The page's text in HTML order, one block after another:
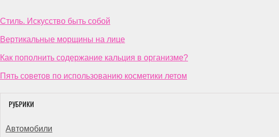
Стиль. Искусство быть собой
Вертикальные морщины на лице
Как пополнить содержание кальция в организме?
Пять советов по использованию косметики летом
РУБРИКИ
Автомобили